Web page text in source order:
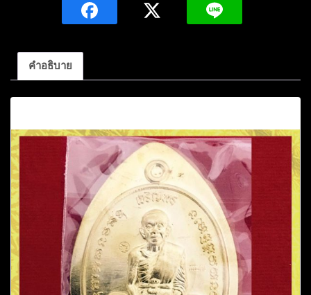
ปริ
เนื้อ
บาตร
หมายเลข138ปี2557(กรรมการ)
รุ่น
เจริญพร
คูณ​
เจริญพร
วัด
บ้านไร่
อ.ด่านขุนทด
จ.นครราชสีมา
คำอธิบาย